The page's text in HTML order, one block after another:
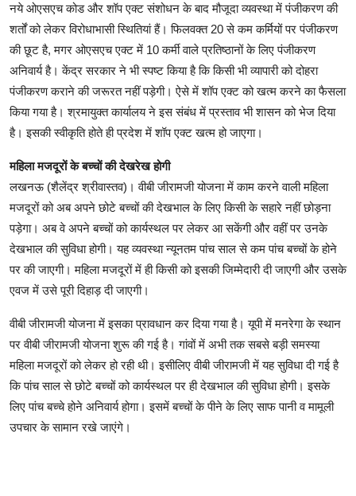
नये ओएसएच कोड और शॉप एक्ट संशोधन के बाद मौजूदा व्यवस्था में पंजीकरण की
शर्तों को लेकर विरोधाभासी स्थितियां हैं। फिलवक्त 20 से कम कर्मियों पर पंजीकरण
की छूट है, मगर ओएसएच एक्ट में 10 कर्मी वाले प्रतिष्ठानों के लिए पंजीकरण
अनिवार्य है। केंद्र सरकार ने भी स्पष्ट किया है कि किसी भी व्यापारी को दोहरा
पंजीकरण कराने की जरूरत नहीं पड़ेगी। ऐसे में शॉप एक्ट को खत्म करने का फैसला
किया गया है। श्रमायुक्त कार्यालय ने इस संबंध में प्रस्ताव भी शासन को भेज दिया
है। इसकी स्वीकृति होते ही प्रदेश में शॉप एक्ट खत्म हो जाएगा।
महिला मजदूरों के बच्चों की देखरेख होगी
लखनऊ (शैलेंद्र श्रीवास्तव)। वीबी जीरामजी योजना में काम करने वाली महिला
मजदूरों को अब अपने छोटे बच्चों की देखभाल के लिए किसी के सहारे नहीं छोड़ना
पड़ेगा। अब वे अपने बच्चों को कार्यस्थल पर लेकर आ सकेंगी और वहीं पर उनके
देखभाल की सुविधा होगी। यह व्यवस्था न्यूनतम पांच साल से कम पांच बच्चों के होने
पर की जाएगी। महिला मजदूरों में ही किसी को इसकी जिम्मेदारी दी जाएगी और उसके
एवज में उसे पूरी दिहाड़ दी जाएगी।
वीबी जीरामजी योजना में इसका प्रावधान कर दिया गया है। यूपी में मनरेगा के स्थान
पर वीबी जीरामजी योजना शुरू की गई है। गांवों में अभी तक सबसे बड़ी समस्या
महिला मजदूरों को लेकर हो रही थी। इसीलिए वीबी जीरामजी में यह सुविधा दी गई है
कि पांच साल से छोटे बच्चों को कार्यस्थल पर ही देखभाल की सुविधा होगी। इसके
लिए पांच बच्चे होने अनिवार्य होगा। इसमें बच्चों के पीने के लिए साफ पानी व मामूली
उपचार के सामान रखे जाएंगे।